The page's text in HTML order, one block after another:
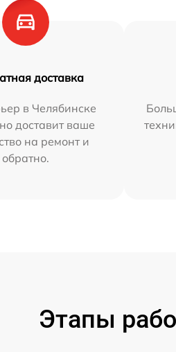
доставка
в Челябинске
доставит ваше
на ремонт и
обратно.
Этапы